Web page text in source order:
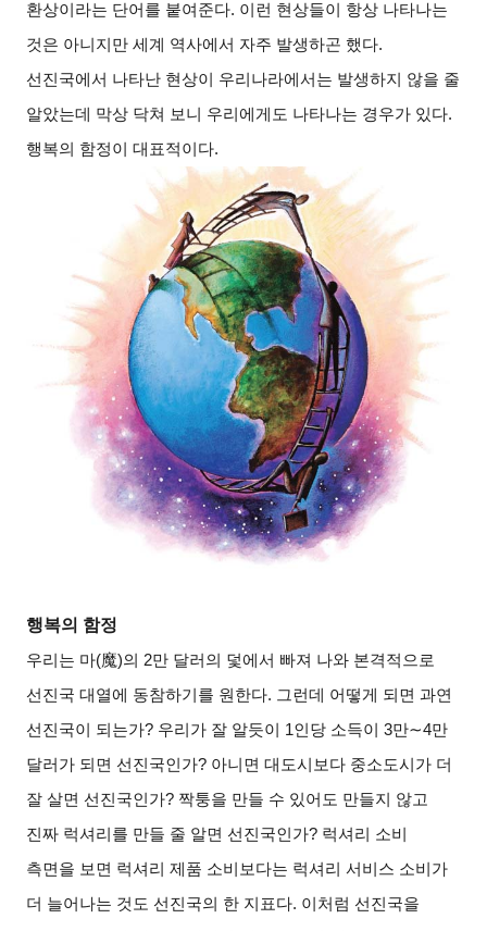
환상이라는 단어를 붙여준다. 이런 현상들이 항상 나타나는
것은 아니지만 세계 역사에서 자주 발생하곤 했다.
선진국에서 나타난 현상이 우리나라에서는 발생하지 않을 줄
알았는데 막상 닥쳐 보니 우리에게도 나타나는 경우가 있다.
행복의 함정이 대표적이다.
행복의 함정
우리는 마(魔)의 2만 달러의 덫에서 빠져 나와 본격적으로
선진국 대열에 동참하기를 원한다. 그런데 어떻게 되면 과연
선진국이 되는가? 우리가 잘 알듯이 1인당 소득이 3만∼4만
달러가 되면 선진국인가? 아니면 대도시보다 중소도시가 더
잘 살면 선진국인가? 짝퉁을 만들 수 있어도 만들지 않고
진짜 럭셔리를 만들 줄 알면 선진국인가? 럭셔리 소비
측면을 보면 럭셔리 제품 소비보다는 럭셔리 서비스 소비가
더 늘어나는 것도 선진국의 한 지표다. 이처럼 선진국을